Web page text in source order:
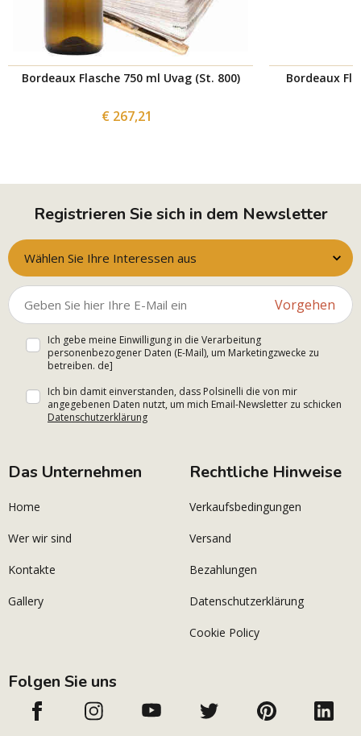
Bordeaux Flasche 750 ml Uvag (St. 800)
€ 267,21
Bordeaux
Registrieren Sie sich in dem Newsletter
Wählen Sie Ihre Interessen aus
Vorgehen
Ich gebe meine Einwilligung in die Verarbeitung
personenbezogener Daten (E-Mail), um Marketingzwecke zu
betreiben. de]
Ich bin damit einverstanden, dass Polsinelli die von mir
angegebenen Daten nutzt, um mich Email-Newsletter zu schicken
Datenschutzerklärung
Das Unternehmen
Home
Wer wir sind
Kontakte
Gallery
Rechtliche Hinweise
Verkaufsbedingungen
Versand
Bezahlungen
Datenschutzerklärung
Cookie Policy
Folgen Sie uns